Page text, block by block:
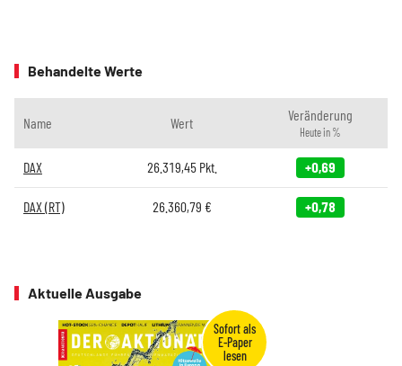
Behandelte Werte
Name Wert Veränderung
Heute in %
DAX 26.319,45Pkt. +0,69
DAX (RT) 26.360,79 € +0,78
Aktuelle Ausgabe